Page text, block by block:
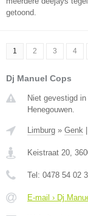
getoond.
1 2 3 4
Dj Manuel Cops
Niet gevestigd
Henegouwen.
Limburg » Genk
Keistraat 20,
Tel: 0478 54 02
E-mail › Dj